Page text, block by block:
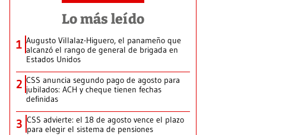
Lo más leído
1 Augusto Villalaz-Higuero, el panameño que
alcanzó el rango de general de brigada en
Estados Unidos
2 CSS anuncia segundo pago de agosto para
jubilados: ACH y cheque tienen fechas
definidas
3 CSS advierte: el 18 de agosto vence el plazo
para elegir el sistema de pensiones